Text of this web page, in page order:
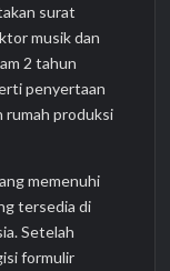
surat
musik dan
2 tahun
penyertaan
rumah produksi
memenuhi
tersedia di
Setelah
formulir